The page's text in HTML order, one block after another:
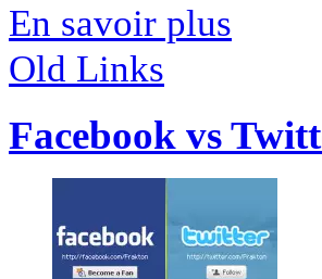
En savoir plus
Old Links
Facebook vs